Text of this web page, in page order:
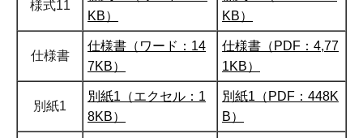
様式11
KB）
KB）
仕様書
仕様書（ワード：14
7KB）
仕様書（PDF：4,77
1KB）
別紙1
別紙1（エクセル：1
8KB）
別紙1（PDF：448K
B）